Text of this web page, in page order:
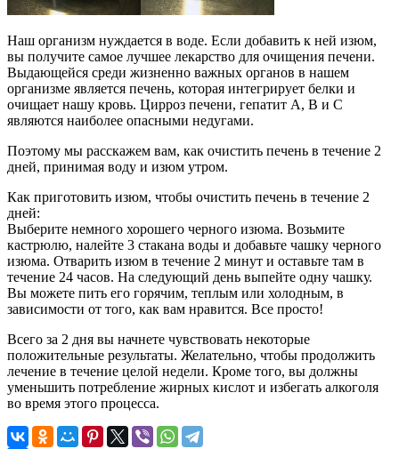
Наш организм нуждается в воде. Если добавить к ней изюм,
вы получите самое лучшее лекарство для очищения печени.
Выдающейся среди жизненно важных органов в нашем
организме является печень, которая интегрирует белки и
очищает нашу кровь. Цирроз печени, гепатит А, В и С
являются наиболее опасными недугами.
Поэтому мы расскажем вам, как очистить печень в течение 2
дней, принимая воду и изюм утром.
Как приготовить изюм, чтобы очистить печень в течение 2
дней:
Выберите немного хорошего черного изюма. Возьмите
кастрюлю, налейте 3 стакана воды и добавьте чашку черного
изюма. Отварить изюм в течение 2 минут и оставьте там в
течение 24 часов. На следующий день выпейте одну чашку.
Вы можете пить его горячим, теплым или холодным, в
зависимости от того, как вам нравится. Все просто!
Всего за 2 дня вы начнете чувствовать некоторые
положительные результаты. Желательно, чтобы продолжить
лечение в течение целой недели. Кроме того, вы должны
уменьшить потребление жирных кислот и избегать алкоголя
во время этого процесса.